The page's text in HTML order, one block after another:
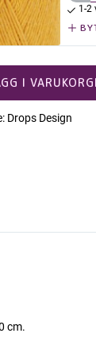
1-2
I
Drops Design
cm.